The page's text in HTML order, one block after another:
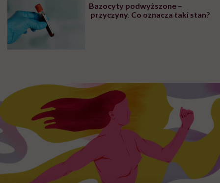
Bazocyty podwyższone –
przyczyny. Co oznacza taki stan?